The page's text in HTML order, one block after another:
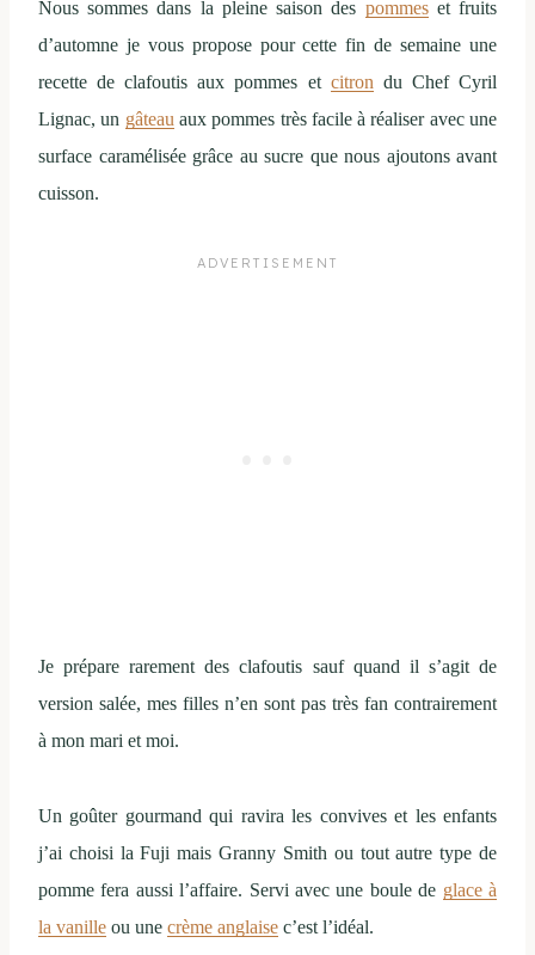
Nous sommes dans la pleine saison des pommeset fruits
d’automne je vous propose pour cette fin de semaine une
recette de clafoutis aux pommes et citron du Chef Cyril
Lignac, un gâteau aux pommes très facile à réaliser avec une
surface caramélisée grâce au sucre que nous ajoutons avant
cuisson.
Je prépare rarement des clafoutis sauf quand il s’agit de
version salée, mes filles n’en sont pas très fan contrairement
à mon mari et moi.
Un goûter gourmand qui ravira les convives et les enfants
j’ai choisi la Fuji mais Granny Smith ou tout autre type de
pomme fera aussi l’affaire. Servi avec une boule de glace à
la vanille ou une crème anglaise c’est l’idéal.